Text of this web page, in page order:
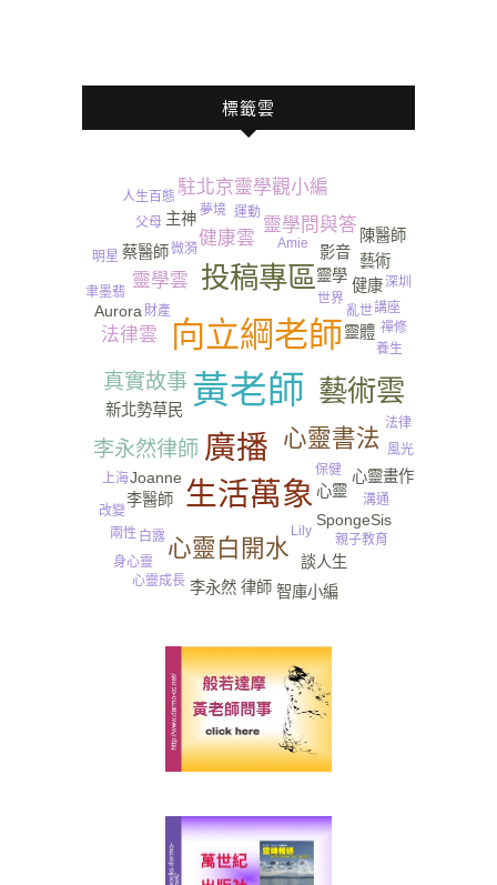
標籤雲
黃老師
向立綱老師
廣播
生活萬象
投稿專區
藝術雲
心靈白開水
心靈書法
李永然律師
真實故事
健康雲
靈學問與答
駐北京靈學觀小編
靈學雲
法律雲
心靈
李醫師
靈體
Joanne
新北勢草民
靈學
蔡醫師
心靈畫作
SpongeSis
主神
李永然 律師
影音
談人生
Aurora
健康
陳醫師
藝術
智庫小編
養生
保健
上海
Lily
白露
聿墨翡
講座
風光
法律
夢境
父母
人生百態
世界
明星
身心靈
微漪
改變
心靈成長
溝通
禪修
親子教育
亂世
財產
兩性
深圳
Amie
運動